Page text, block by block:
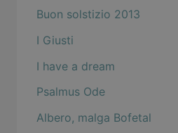
Buon solstizio 2013
I Giusti
I have a dream
Psalmus Ode
Albero, malga Bofetal